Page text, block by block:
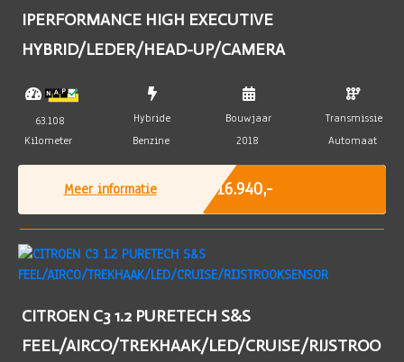
IPERFORMANCE HIGH EXECUTIVE
HYBRID/LEDER/HEAD-UP/CAMERA
63.108
Kilometer
Hybride
Benzine
Bouwjaar
2018
Transmissie
Automaat
Meer informatie € 16.940,-
CITROEN C3 1.2 PURETECH S&S
FEEL/AIRCO/TREKHAAK/LED/CRUISE/RIJSTROO